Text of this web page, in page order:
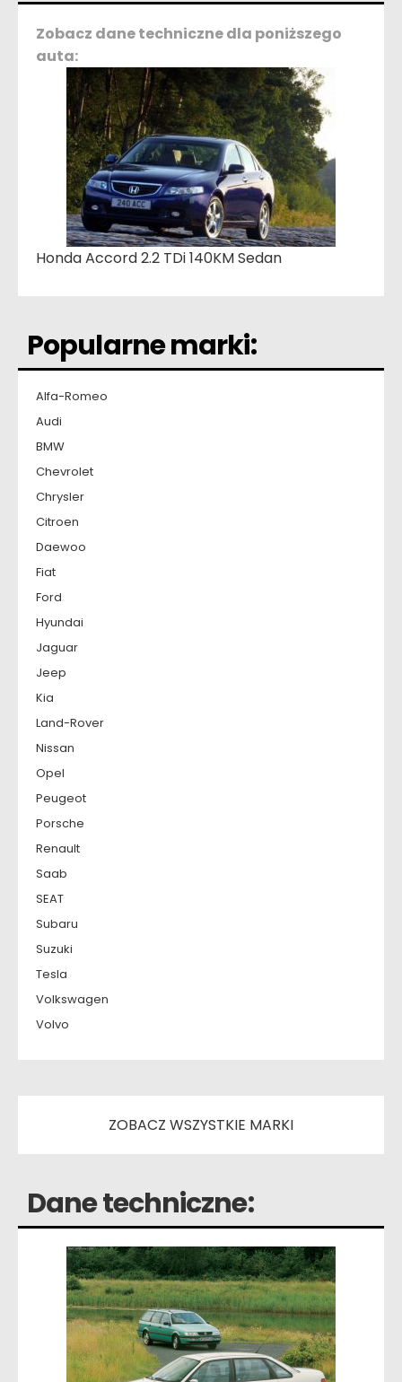
Zobacz dane techniczne dla poniższego
auta:
Honda Accord 2.2 TDi 140KM Sedan
Popularne marki:
Alfa-Romeo
Audi
BMW
Chevrolet
Chrysler
Citroen
Daewoo
Fiat
Ford
Hyundai
Jaguar
Jeep
Kia
Land-Rover
Nissan
Opel
Peugeot
Porsche
Renault
Saab
SEAT
Subaru
Suzuki
Tesla
Volkswagen
Volvo
ZOBACZ WSZYSTKIE MARKI
Dane techniczne: